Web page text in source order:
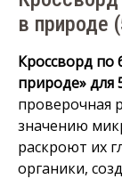
в природе
Кроссворд по
природе» для
проверочная
значению
раскроют их
органики,